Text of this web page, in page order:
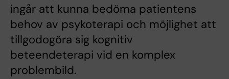
ingår att kunna bedöma patientens
behov av psykoterapi och möjlighet att
tillgodogöra sig kognitiv
beteendeterapi vid en komplex
problembild.